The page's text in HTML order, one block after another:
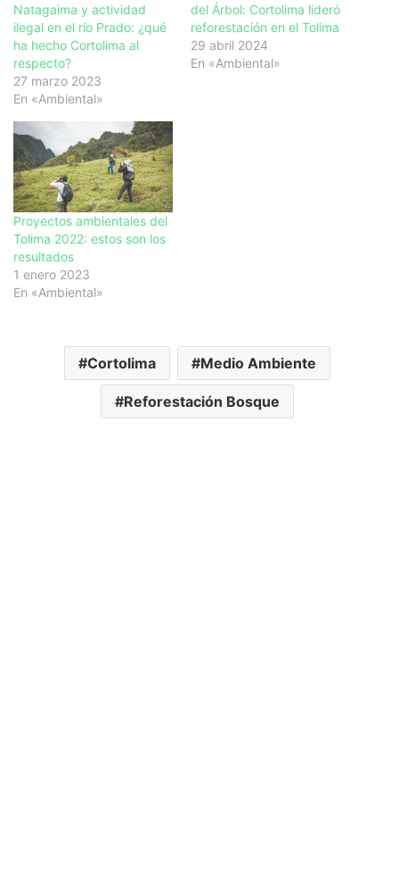
Natagaima y actividad
ilegal en el río Prado: ¿qué
ha hecho Cortolima al
respecto?
27 marzo 2023
En «Ambiental»
del Árbol: Cortolima lideró
reforestación en el Tolima
29 abril 2024
En «Ambiental»
Proyectos ambientales del
Tolima 2022: estos son los
resultados
1 enero 2023
En «Ambiental»
Cortolima Medio Ambiente
Reforestación Bosque